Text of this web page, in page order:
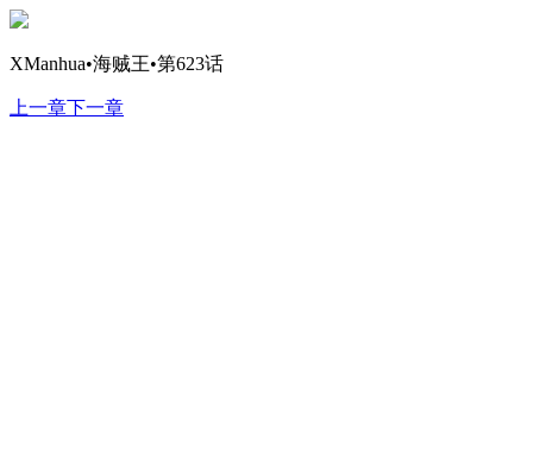
XManhua•海贼王•第623话
上一章下一章